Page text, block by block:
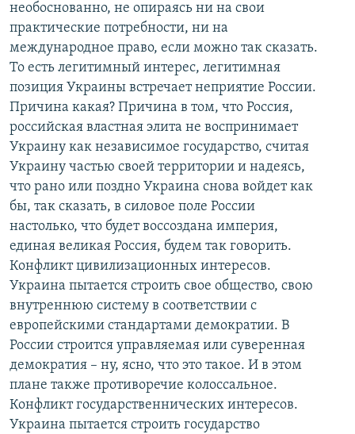
необоснованно, не опираясь ни на свои
практические потребности, ни на
международное право, если можно так сказать.
То есть легитимный интерес, легитимная
позиция Украины встречает неприятие России.
Причина какая? Причина в том, что Россия,
российская властная элита не воспринимает
Украину как независимое государство, считая
Украину частью своей территории и надеясь,
что рано или поздно Украина снова войдет как
бы, так сказать, в силовое поле России
настолько, что будет воссоздана империя,
единая великая Россия, будем так говорить.
Конфликт цивилизационных интересов.
Украина пытается строить свое общество, свою
внутреннюю систему в соответствии с
европейскими стандартами демократии. В
России строится управляемая или суверенная
демократия – ну, ясно, что это такое. И в этом
плане также противоречие колоссальное.
Конфликт государственнических интересов.
Украина пытается строить государство